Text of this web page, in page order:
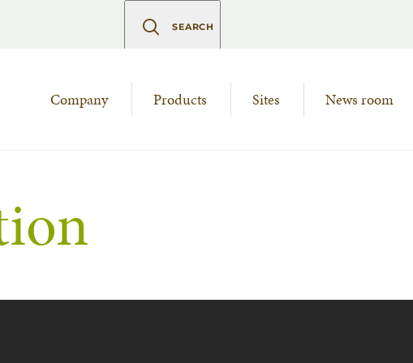
SEARCH
Company Products Sites News room